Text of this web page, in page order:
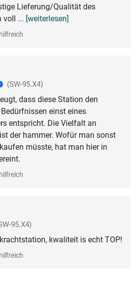
Lieferung/Qualität des
voll ... [weiterlesen]
(SW-95.X4)
dass diese Station den
einst eines
entspricht. Die Vielfalt an
der hammer. Wofür man sonst
müsste, hat man hier in
95.X4)
kwaliteit is echt TOP!